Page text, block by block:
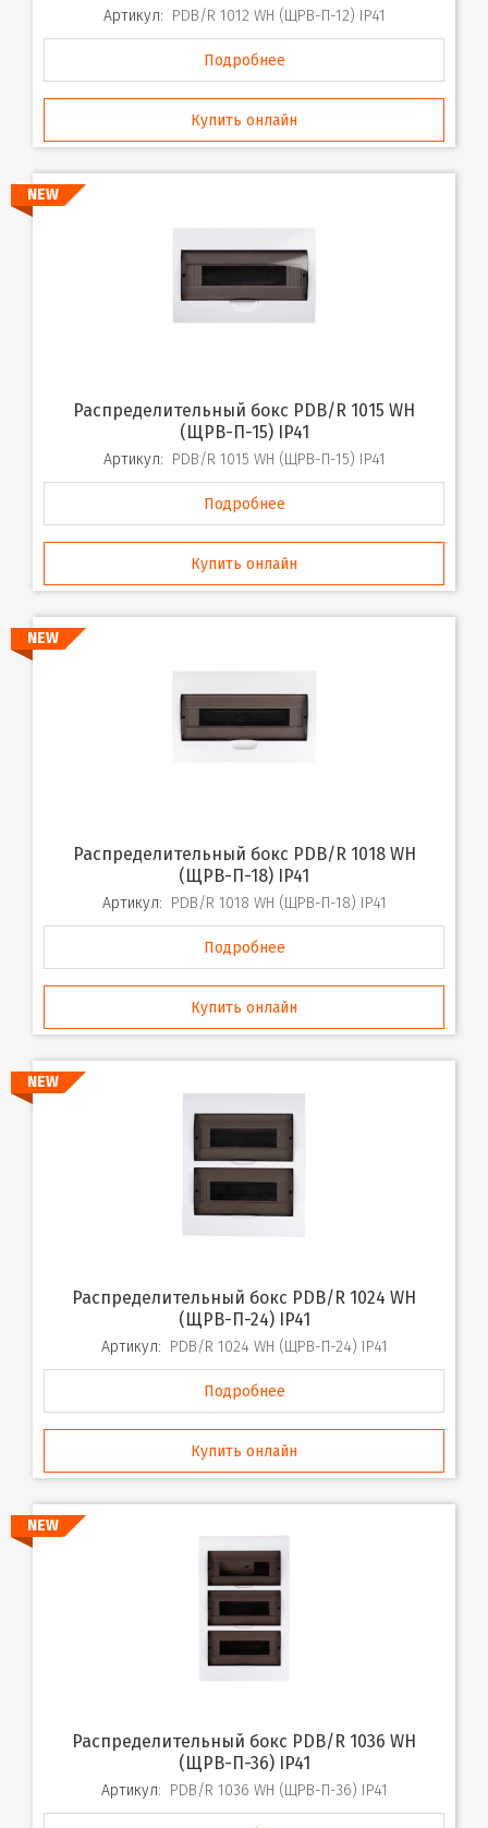
Артикул: PDB/R 1012 WH (ЩРВ-П-12) IP41
Подробнее
Купить онлайн
NEW
Распределительный бокс PDB/R 1015 WH
(ЩРВ-П-15) IP41
Артикул: PDB/R 1015 WH (ЩРВ-П-15) IP41
Подробнее
Купить онлайн
NEW
Распределительный бокс PDB/R 1018 WH
(ЩРВ-П-18) IP41
Артикул: PDB/R 1018 WH (ЩРВ-П-18) IP41
Подробнее
Купить онлайн
NEW
Распределительный бокс PDB/R 1024 WH
(ЩРВ-П-24) IP41
Артикул: PDB/R 1024 WH (ЩРВ-П-24) IP41
Подробнее
Купить онлайн
NEW
Распределительный бокс PDB/R 1036 WH
(ЩРВ-П-36) IP41
Артикул: PDB/R 1036 WH (ЩРВ-П-36) IP41